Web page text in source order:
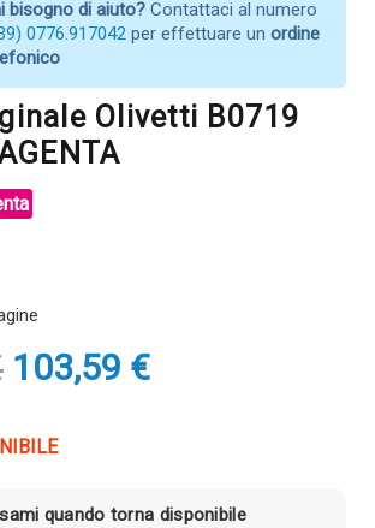
bisogno di aiuto? Contattaci al numero
0776.917042 per effettuare un ordine
Olivetti B0719
Il
prezzo
era:
103,59 €Il
prezzo
quando torna disponibile